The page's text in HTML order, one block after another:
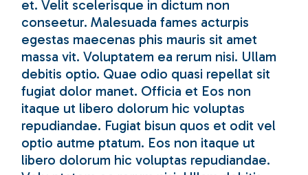
et. Velit scelerisque in dictum non
conseetur. Malesuada fames acturpis
egestas maecenas phis mauris sit amet
massa vit. Voluptatem ea rerum nisi. Ullam
debitis optio. Quae odio quasi repellat sit
fugiat dolor manet. Officia et Eos non
itaque ut libero dolorum hic voluptas
repudiandae. Fugiat bisun quos et odit vel
optio autme ptatum. Eos non itaque ut
libero dolorum hic voluptas repudiandae.